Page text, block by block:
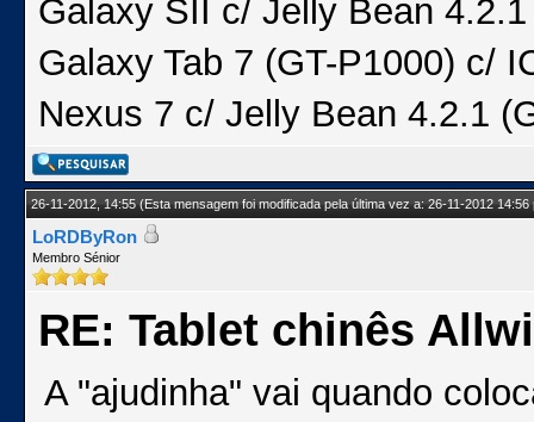
Galaxy SII c/ Jelly Bean
Galaxy Tab 7 (GT-P1000) c/
Nexus 7 c/ Jelly Bean 4.2.1
26-11-2012, 14:55(Esta mensagem foi modificada pela última vez a: 26-11-2012
LoRDByRon
Membro Sénior
RE: Tablet chinês
A "ajudinha" vai quando